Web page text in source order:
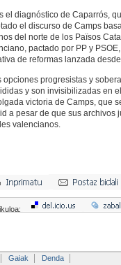
el diagnóstico de Caparrós,
el discurso de Camps
del norte de los Països
pactado por PP y
de reformas lanzada
opciones progresistas y
y son invisibilizadas en
victoria de Camps, que
a pesar de que sus archivos
valencianos.
Gaiak
Denda